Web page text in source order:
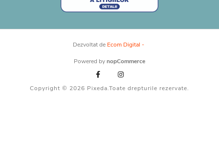
Dezvoltat de Ecom Digital -
Powered bynopCommerce
Copyright © 2026 Pixeda.Toate drepturile rezervate.